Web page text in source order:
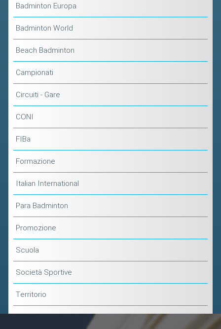
Badminton Europa
Badminton World
Beach Badminton
Campionati
Circuiti - Gare
CONI
FIBa
Formazione
Italian International
Para Badminton
Promozione
Scuola
Società Sportive
Territorio